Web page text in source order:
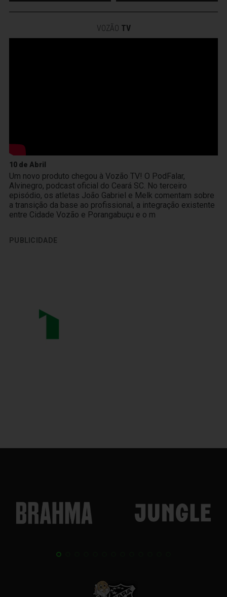
VOZÃO TV
10 de Abril
Um novo produto chegou à Vozão TV! O PodFalar,
Alvinegro, podcast oficial do Ceará SC. No terceiro
episódio, os atletas João Gabriel e Melk comentam sobre
a transição da base ao profissional, a integração existente
entre Cidade Vozão e Porangabuçu e o m
PUBLICIDADE